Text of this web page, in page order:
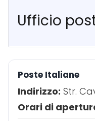
Ufficio
Poste Italiane
Indirizzo: Str.
Orari di